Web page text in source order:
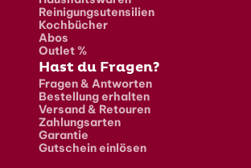
Reinigungsutensilien
Kochbücher
Abos
Outlet %
Hast du Fragen?
Fragen & Antworten
Bestellung erhalten
Versand & Retouren
Zahlungsarten
Garantie
Gutschein einlösen